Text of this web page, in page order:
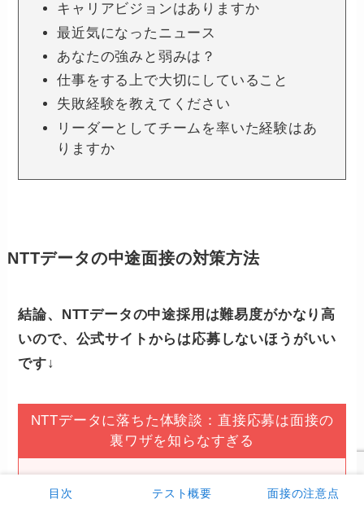
目次 テスト概要 面接の注意点
キャリアビジョンはありますか
最近気になったニュース
あなたの強みと弱みは？
仕事をする上で大切にしていること
失敗経験を教えてください
リーダーとしてチームを率いた経験はあ
りますか
NTTデータの中途面接の対策方法
結論、NTTデータの中途採用は難易度がかなり高
いので、公式サイトからは応募しないほうがいい
です↓
NTTデータに落ちた体験談：直接応募は面接の
裏ワザを知らなすぎる
公式サイトなどから直接応募する問題点は面